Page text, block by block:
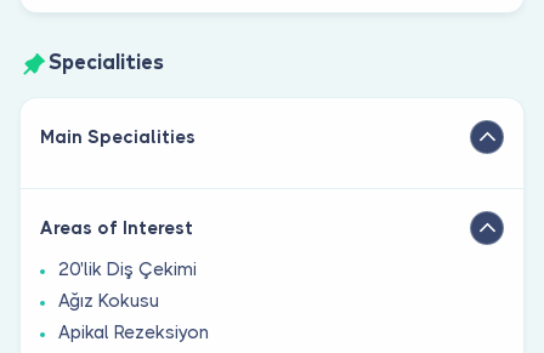
Specialities
Main Specialities
Areas of Interest
20'lik Diş Çekimi
Ağız Kokusu
Apikal Rezeksiyon